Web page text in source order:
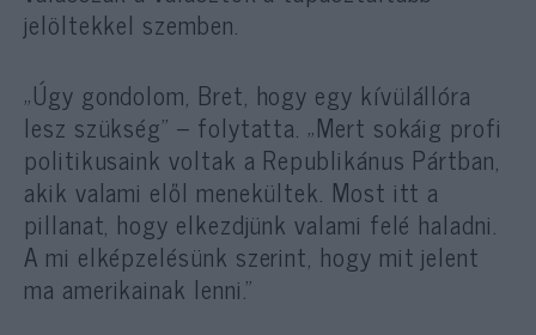
jelöltekkel szemben.
„Úgy gondolom, Bret, hogy egy kívülállóra
lesz szükség” – folytatta. „Mert sokáig profi
politikusaink voltak a Republikánus Pártban,
akik valami elől menekültek. Most itt a
pillanat, hogy elkezdjünk valami felé haladni.
A mi elképzelésünk szerint, hogy mit jelent
ma amerikainak lenni.”